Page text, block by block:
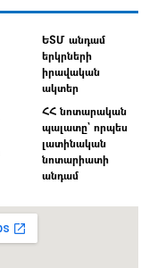
ԵՏՄ անդամ
երկրների
իրավական
ակտեր
ՀՀ նոտարական
պալատը` որպես
լատինական
նոտարիատի
անդամ